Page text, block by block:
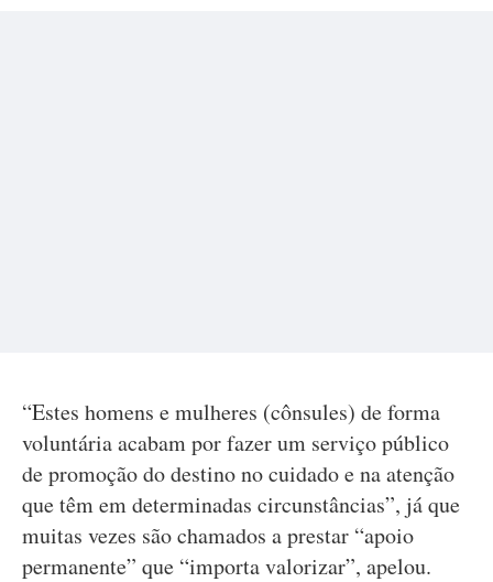
“Estes homens e mulheres (cônsules) de forma
voluntária acabam por fazer um serviço público
de promoção do destino no cuidado e na atenção
que têm em determinadas circunstâncias”, já que
muitas vezes são chamados a prestar “apoio
permanente” que “importa valorizar”, apelou.